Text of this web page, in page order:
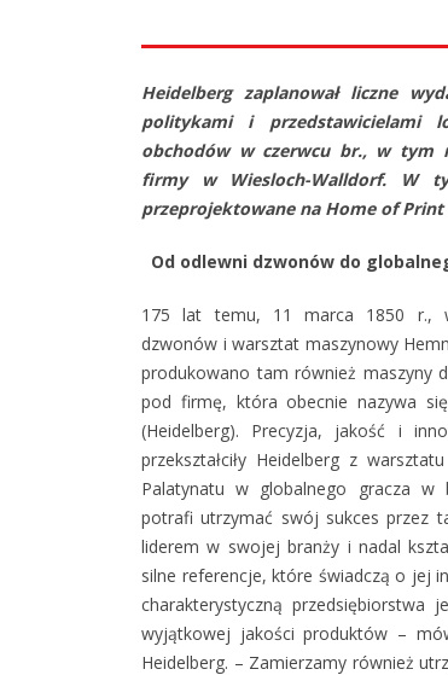
Heidelberg zaplanował liczne
politykami i przedstawicielami
obchodów w czerwcu br., w tym
firmy w Wiesloch-Walldorf. W
przeprojektowane na Home of Print
Od odlewni dzwonów do
175 lat temu, 11 marca 1850 r.,
dzwonów i warsztat maszynowy
produkowano tam również maszyny
pod firmę, która obecnie nazywa
(Heidelberg). Precyzja, jakość i
przekształciły Heidelberg z
Palatynatu w globalnego gracza w
potrafi utrzymać swój sukces przez
liderem w swojej branży i nadal
silne referencje, które świadczą o jej
charakterystyczną przedsiębiorstwa
wyjątkowej jakości produktów –
Heidelberg. – Zamierzamy również